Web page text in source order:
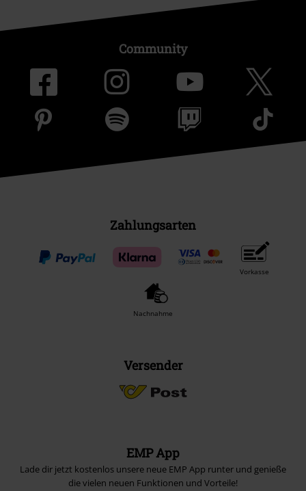
Community
Zahlungsarten
Vorkasse
Nachnahme
Versender
EMP App
Lade dir jetzt kostenlos unsere neue EMP App runter und genieße
die vielen neuen Funktionen und Vorteile!